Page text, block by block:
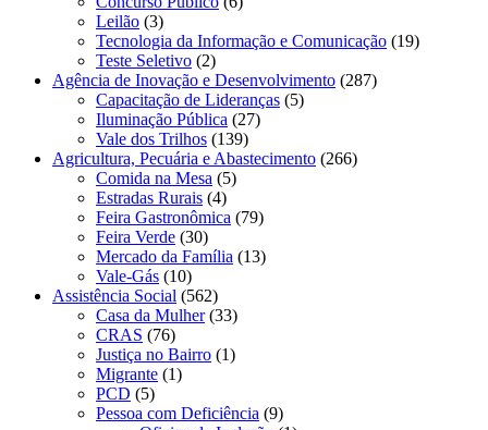
Leilão (3)
Tecnologia da Informação e Comunicação (19)
Teste Seletivo (2)
Agência de Inovação e Desenvolvimento (287)
Capacitação de Lideranças (5)
Iluminação Pública (27)
Vale dos Trilhos (139)
Agricultura, Pecuária e Abastecimento (266)
Comida na Mesa (5)
Estradas Rurais (4)
Feira Gastronômica (79)
Feira Verde (30)
Mercado da Família (13)
Vale-Gás (10)
Assistência Social (562)
Casa da Mulher(33)
CRAS (76)
Justiça no Bairro (1)
Migrante (1)
PCD (5)
Pessoa com Deficiência (9)